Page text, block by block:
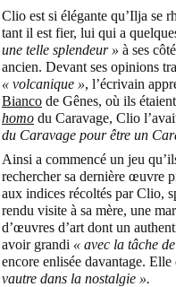
Clio est si élégante qu’Ilja se
tant il est fier, lui qui a
une telle splendeur » à ses
ancien. Devant ses opinions
« volcanique », l’écrivain
Bianco de Gênes, où ils
homo du Caravage, Clio
du Caravage pour être un
Ainsi a commencé un jeu
rechercher sa dernière œuvre
aux indices récoltés par Clio,
rendu visite à sa mère, une
d’œuvres d’art dont un
avoir grandi « avec la tâche
encore enlisée davantage.
vautre dans la nostalgie ».